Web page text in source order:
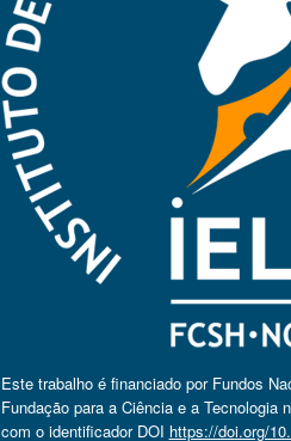
Este trabalho é financiado por Fundos
Fundação para a Ciência e a Tecnologia
com o identificador DOI https://doi.org/